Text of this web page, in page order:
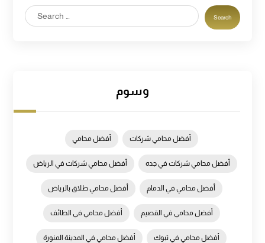
Search
وسوم
أفضل محامي أفضل محامي شركات
أفضل محامي شركات في الرياض أفضل محامي شركات في جده
أفضل محامي طلاق بالرياض أفضل محامي في الدمام
أفضل محامي في الطائف أفضل محامي في القصيم
أفضل محامي في المدينة المنورة أفضل محامي في تبوك